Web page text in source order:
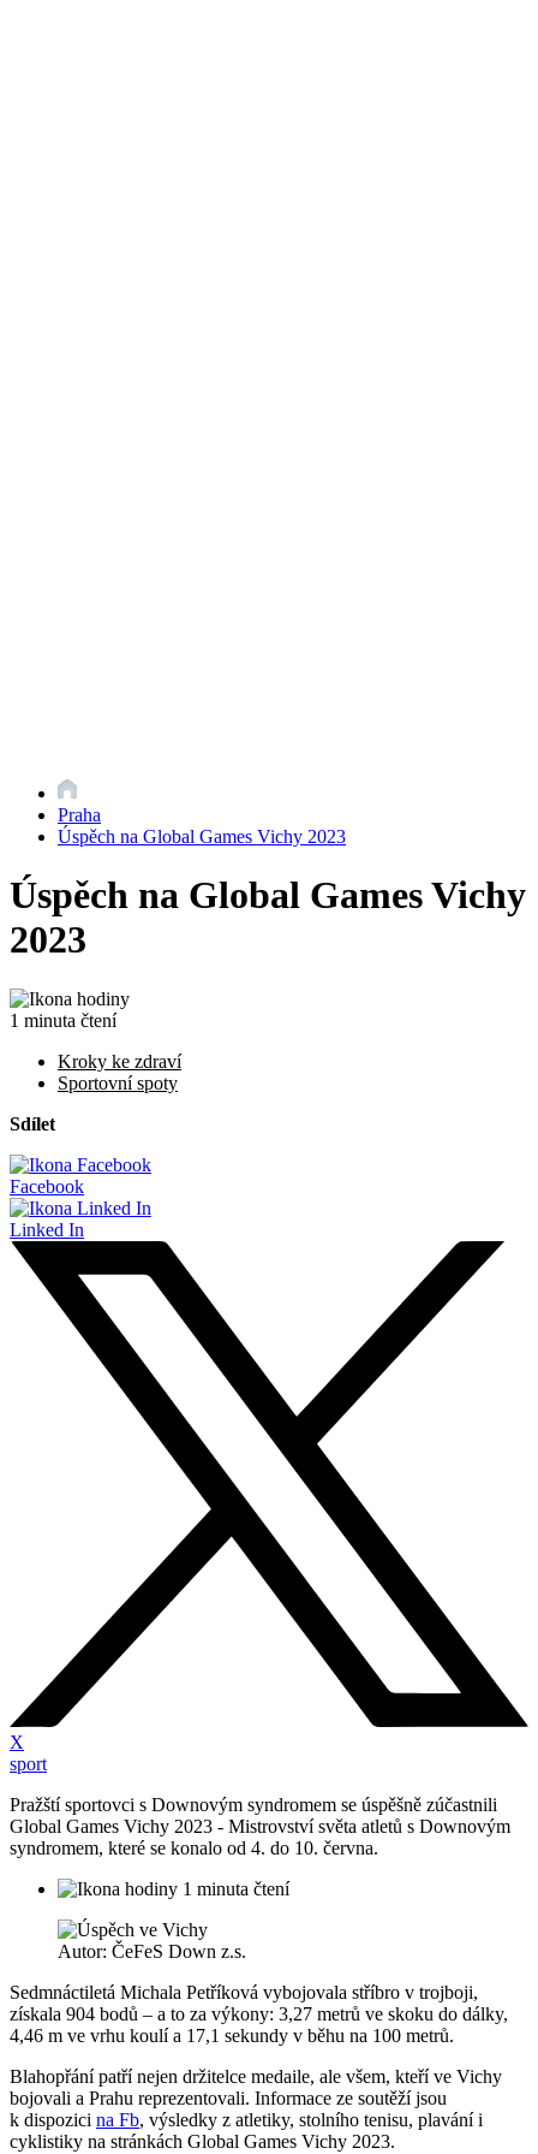
Praha
Úspěch na Global Games Vichy 2023
Úspěch na Global Games Vichy
2023
1 minuta čtení
Kroky ke zdraví
Sportovní spoty
Sdílet
Facebook
Linked In
X
sport
Pražští sportovci s Downovým syndromem se úspěšně zúčastnili
Global Games Vichy 2023 - Mistrovství světa atletů s Downovým
syndromem, které se konalo od 4. do 10. června.
1 minuta čtení
Autor: ČeFeS Down z.s.
Sedmnáctiletá Michala Petříková vybojovala stříbro v trojboji,
získala 904 bodů – a to za výkony: 3,27 metrů ve skoku do dálky,
4,46 m ve vrhu koulí a 17,1 sekundy v běhu na 100 metrů.
Blahopřání patří nejen držitelce medaile, ale všem, kteří ve Vichy
bojovali a Prahu reprezentovali. Informace ze soutěží jsou
k dispozici na Fb, výsledky z atletiky, stolního tenisu, plavání i
cyklistiky na stránkách Global Games Vichy 2023.